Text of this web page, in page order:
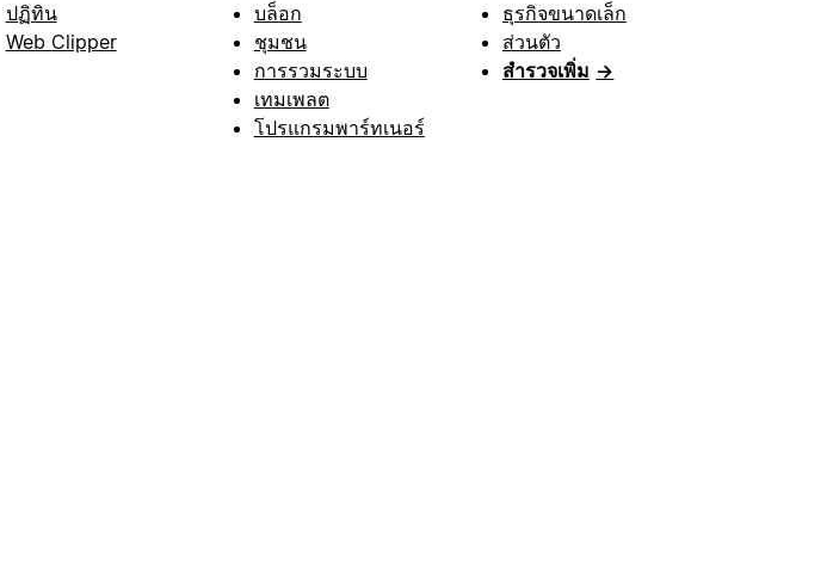
ปฏิทิน
Web Clipper
บล็อก
ชุมชน
การรวมระบบ
เทมเพลต
โปรแกรมพาร์ทเนอร์
ธุรกิจขนาดเล็ก
ส่วนตัว
สำรวจเพิ่ม →